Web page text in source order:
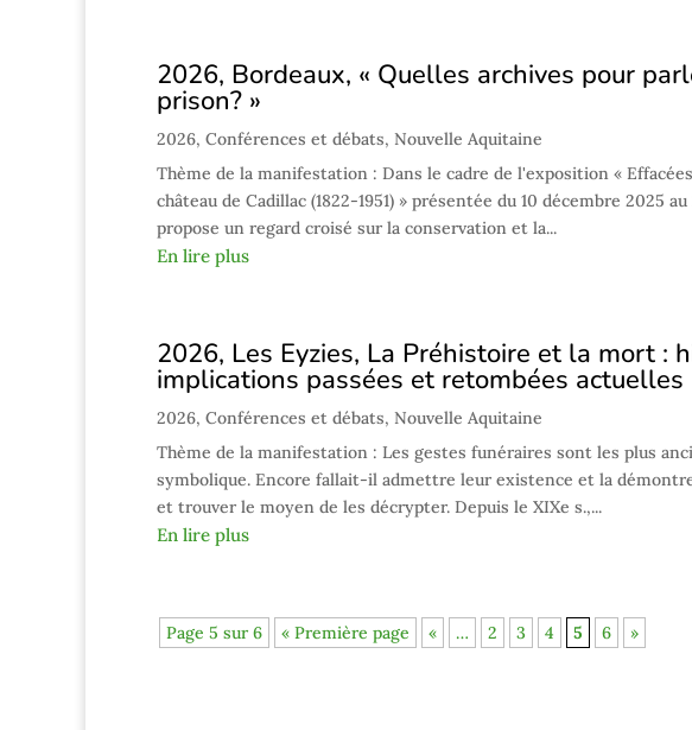
2026, Bordeaux, « Quelles archives pour
prison? »
2026, Conférences et débats, Nouvelle Aquitaine
Thème de la manifestation : Dans le cadre de l'exposition «
château de Cadillac (1822-1951) » présentée du 10 décembre 2025
propose un regard croisé sur la conservation et la...
En lire plus
2026, Les Eyzies, La Préhistoire et la mort :
implications passées et retombées actuelles
2026, Conférences et débats, Nouvelle Aquitaine
Thème de la manifestation : Les gestes funéraires sont les plus
symbolique. Encore fallait-il admettre leur existence et la
et trouver le moyen de les décrypter. Depuis le XIXe s.,...
En lire plus
Page 5 sur 6 « Première page « … 2 3 4 5 6 »